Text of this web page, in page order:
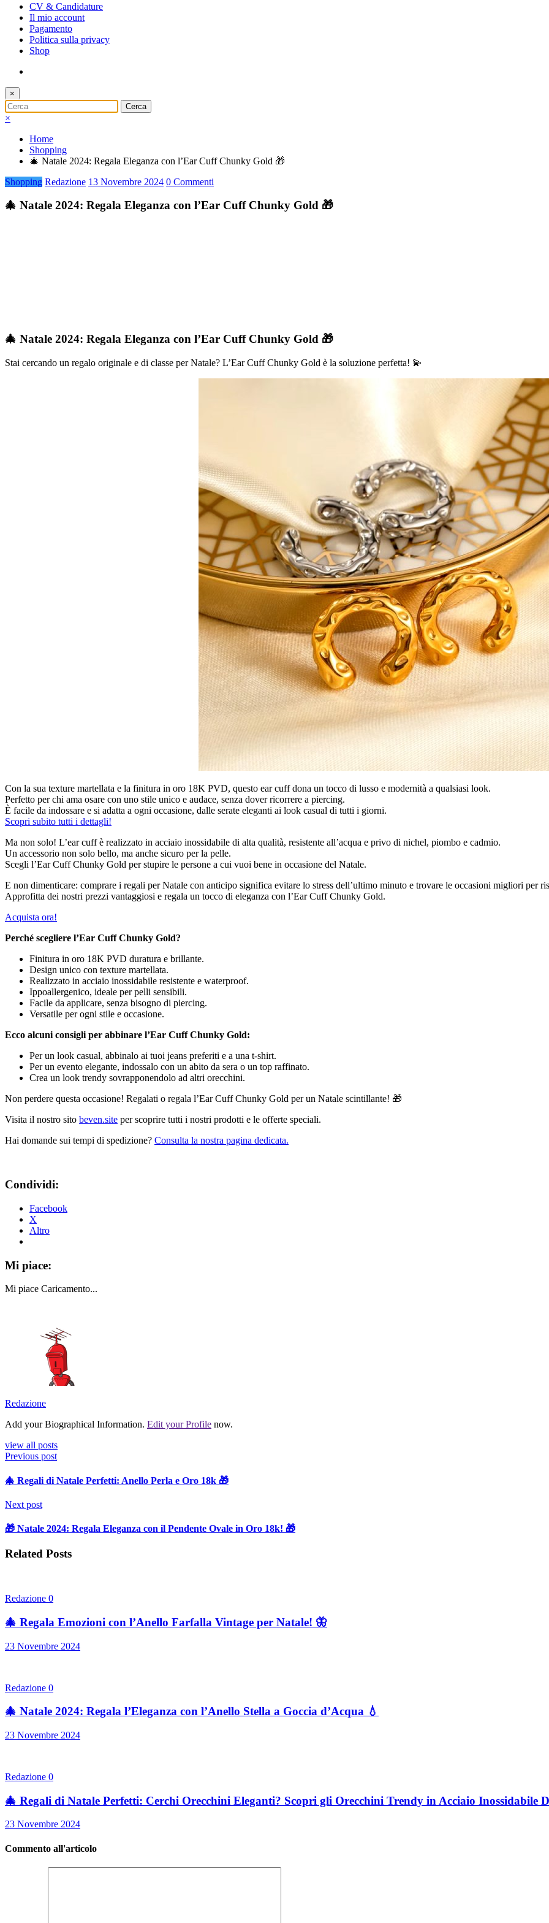
CV & Candidature
Il mio account
Pagamento
Politica sulla privacy
Shop
×
×
Home
Shopping
🎄 Natale 2024: Regala Eleganza con l’Ear Cuff Chunky Gold 🎁
Shopping Redazione 13 Novembre 2024 0 Commenti
🎄 Natale 2024: Regala Eleganza con l’Ear Cuff Chunky Gold 🎁
🎄 Natale 2024: Regala Eleganza con l’Ear Cuff Chunky Gold 🎁
Stai cercando un regalo originale e di classe per Natale? L’Ear Cuff Chunky Gold è la soluzione perfetta! 💫
Con la sua texture martellata e la finitura in oro 18K PVD, questo ear cuff dona un tocco di lusso e modernità a qualsiasi look.
Perfetto per chi ama osare con uno stile unico e audace, senza dover ricorrere a piercing.
È facile da indossare e si adatta a ogni occasione, dalle serate eleganti ai look casual di tutti i giorni.
Scopri subito tutti i dettagli!
Ma non solo! L’ear cuff è realizzato in acciaio inossidabile di alta qualità, resistente all’acqua e privo di nichel, piombo e cadmio.
Un accessorio non solo bello, ma anche sicuro per la pelle.
Scegli l’Ear Cuff Chunky Gold per stupire le persone a cui vuoi bene in occasione del Natale.
E non dimenticare: comprare i regali per Natale con anticipo significa evitare lo stress dell’ultimo minuto e trovare le occasioni migliori per
Approfitta dei nostri prezzi vantaggiosi e regala un tocco di eleganza con l’Ear Cuff Chunky Gold.
Acquista ora!
Perché scegliere l’Ear Cuff Chunky Gold?
Finitura in oro 18K PVD duratura e brillante.
Design unico con texture martellata.
Realizzato in acciaio inossidabile resistente e waterproof.
Ippoallergenico, ideale per pelli sensibili.
Facile da applicare, senza bisogno di piercing.
Versatile per ogni stile e occasione.
Ecco alcuni consigli per abbinare l’Ear Cuff Chunky Gold:
Per un look casual, abbinalo ai tuoi jeans preferiti e a una t-shirt.
Per un evento elegante, indossalo con un abito da sera o un top raffinato.
Crea un look trendy sovrapponendolo ad altri orecchini.
Non perdere questa occasione! Regalati o regala l’Ear Cuff Chunky Gold per un Natale scintillante! 🎁
Visita il nostro sito beven.site per scoprire tutti i nostri prodotti e le offerte speciali.
Hai domande sui tempi di spedizione? Consulta la nostra pagina dedicata.
Condividi:
Facebook
X
Altro
Mi piace:
Mi piace Caricamento...
Redazione
Add your Biographical Information. Edit your Profile now.
view all posts
Previous post
🎄 Regali di Natale Perfetti: Anello Perla e Oro 18k 🎁
Next post
🎁 Natale 2024: Regala Eleganza con il Pendente Ovale in Oro 18k! 🎁
Related Posts
Redazione 0
🎄 Regala Emozioni con l’Anello Farfalla Vintage per Natale! 🦋
23 Novembre 2024
Redazione 0
🎄 Natale 2024: Regala l’Eleganza con l’Anello Stella a Goccia d’Acqua 💧
23 Novembre 2024
Redazione 0
🎄 Regali di Natale Perfetti: Cerchi Orecchini Eleganti? Scopri gli Orecchini Trendy in Acciaio Inossidabile
23 Novembre 2024
Commento all'articolo